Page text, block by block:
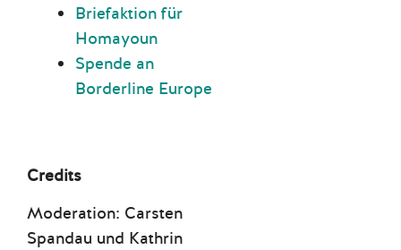
Briefaktion für
Homayoun
Spende an
Borderline Europe
Credits
Moderation: Carsten
Spandau und Kathrin